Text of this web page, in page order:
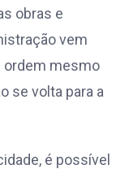
obras e
vem
ordem mesmo
se volta para a
é possível